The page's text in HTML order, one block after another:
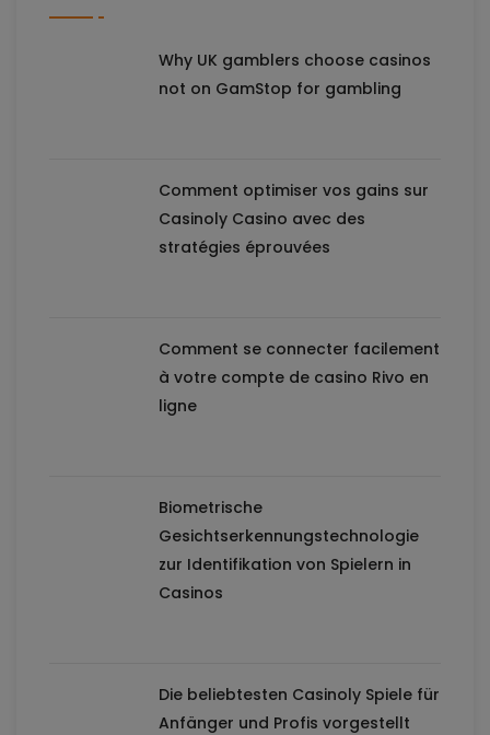
Why UK gamblers choose casinos
not on GamStop for gambling
Comment optimiser vos gains sur
Casinoly Casino avec des
stratégies éprouvées
Comment se connecter facilement
à votre compte de casino Rivo en
ligne
Biometrische
Gesichtserkennungstechnologie
zur Identifikation von Spielern in
Casinos
Die beliebtesten Casinoly Spiele für
Anfänger und Profis vorgestellt